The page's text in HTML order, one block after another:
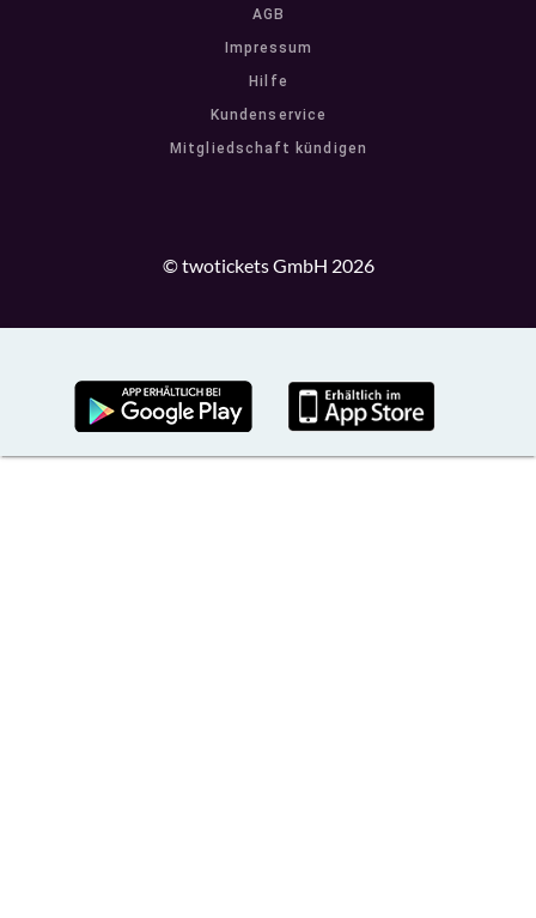
AGB
Impressum
Hilfe
Kundenservice
Mitgliedschaft kündigen
© twotickets GmbH 2026